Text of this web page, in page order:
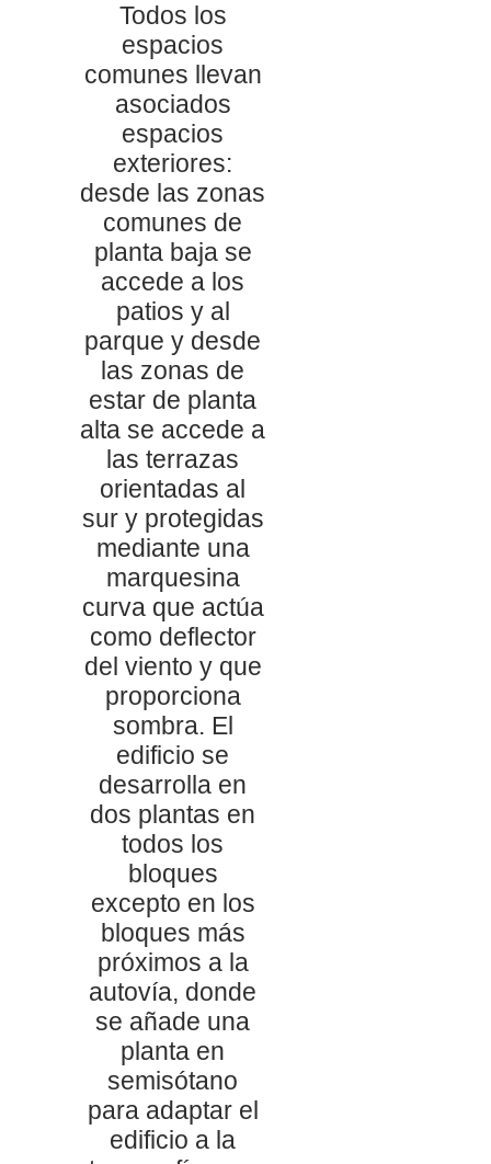
Todos los
espacios
comunes llevan
asociados
espacios
exteriores:
desde las zonas
comunes de
planta baja se
accede a los
patios y al
parque y desde
las zonas de
estar de planta
alta se accede a
las terrazas
orientadas al
sur y protegidas
mediante una
marquesina
curva que actúa
como deflector
del viento y que
proporciona
sombra. El
edificio se
desarrolla en
dos plantas en
todos los
bloques
excepto en los
bloques más
próximos a la
autovía, donde
se añade una
planta en
semisótano
para adaptar el
edificio a la